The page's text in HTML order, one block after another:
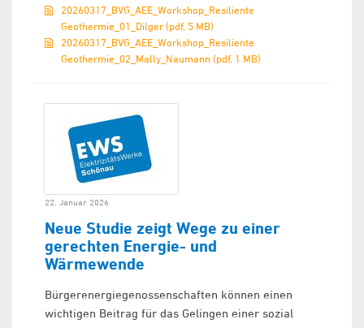
20260317_BVG_AEE_Workshop_Resiliente
Geothermie_01_Dilger (pdf, 5 MB)
20260317_BVG_AEE_Workshop_Resiliente
Geothermie_02_Mally_Naumann (pdf, 1 MB)
22. Januar 2026
Neue Studie zeigt Wege zu einer
gerechten Energie- und
Wärmewende
Bürgerenergiegenossenschaften können einen
wichtigen Beitrag für das Gelingen einer sozial